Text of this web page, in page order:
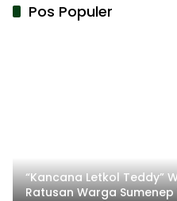
Pos Populer
“Kancana Letkol Teddy”
Ratusan Warga